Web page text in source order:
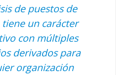
de puestos de
un carácter
con múltiples
derivados para
organización